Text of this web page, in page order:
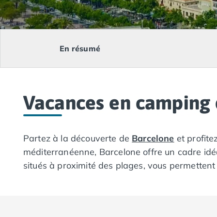
Camping Lacanau
Camping Soulac sur Mer
Camping Vendays-Montalivet
Camping Biscarrosse
Camping Moliets et Maa
Camping Sanguinet
Camping Vieux Boucau les Bains
Camping Pyrénées Atlantiques
Camping Bayonne
Camping Biarritz
En résumé
Vacances en
Partez à la découverte de Barcelone et
méditerranéenne, Barcelone offre un cadre
situés à proximité des plages, vous